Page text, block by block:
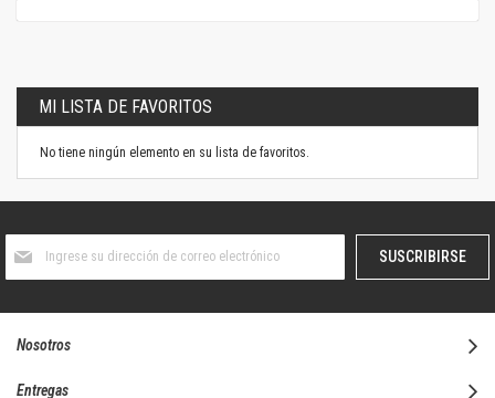
MI LISTA DE FAVORITOS
No tiene ningún elemento en su lista de favoritos.
boletín
SUSCRIBIRSE
Nosotros
Entregas